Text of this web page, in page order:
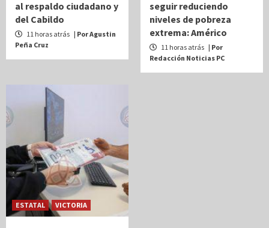
al respaldo ciudadano y
del Cabildo
11 horas atrás | Por Agustin
Peña Cruz
seguir reduciendo
niveles de pobreza
extrema: Américo
11 horas atrás | Por
Redacción Noticias PC
ESTATAL VICTORIA